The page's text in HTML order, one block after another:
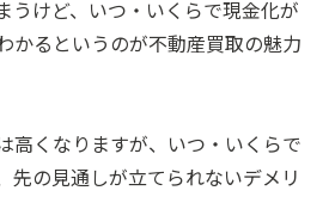
うけど、いつ・いくらで現金化が
かるというのが不動産買取の魅力
高くなりますが、いつ・いくらで
先の見通しが立てられないデメリ